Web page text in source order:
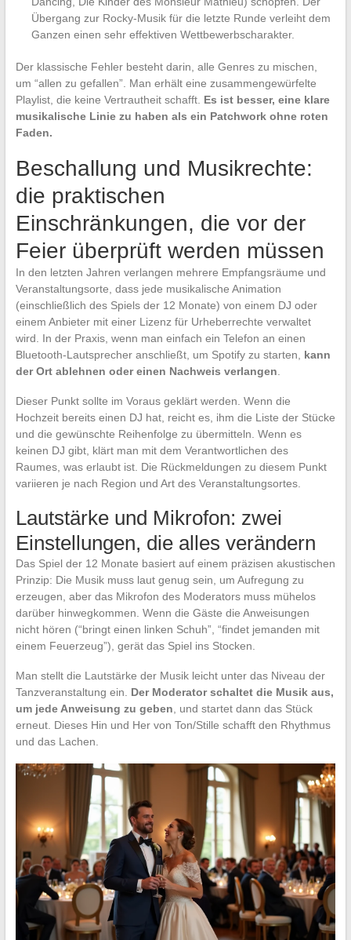
Übergang zur Rocky-Musik für die letzte Runde verleiht dem
Ganzen einen sehr effektiven Wettbewerbscharakter.
Der klassische Fehler besteht darin, alle Genres zu mischen,
um “allen zu gefallen”. Man erhält eine zusammengewürfelte
Playlist, die keine Vertrautheit schafft. Es ist besser, eine klare
musikalische Linie zu haben als ein Patchwork ohne roten
Faden.
Beschallung und Musikrechte:
die praktischen
Einschränkungen, die vor der
Feier überprüft werden müssen
In den letzten Jahren verlangen mehrere Empfangsräume und
Veranstaltungsorte, dass jede musikalische Animation
(einschließlich des Spiels der 12 Monate) von einem DJ oder
einem Anbieter mit einer Lizenz für Urheberrechte verwaltet
wird. In der Praxis, wenn man einfach ein Telefon an einen
Bluetooth-Lautsprecher anschließt, um Spotify zu starten, kann
der Ort ablehnen oder einen Nachweis verlangen
Dieser Punkt sollte im Voraus geklärt werden. Wenn die
Hochzeit bereits einen DJ hat, reicht es, ihm die Liste der Stücke
und die gewünschte Reihenfolge zu übermitteln. Wenn es
keinen DJ gibt, klärt man mit dem Verantwortlichen des
Raumes, was erlaubt ist. Die Rückmeldungen zu diesem Punkt
variieren je nach Region und Art des Veranstaltungsortes.
Lautstärke und Mikrofon: zwei
Einstellungen, die alles verändern
Das Spiel der 12 Monate basiert auf einem präzisen akustischen
Prinzip: Die Musik muss laut genug sein, um Aufregung zu
erzeugen, aber das Mikrofon des Moderators muss mühelos
darüber hinwegkommen. Wenn die Gäste die Anweisungen
nicht hören (“bringt einen linken Schuh”, “findet jemanden mit
einem Feuerzeug”), gerät das Spiel ins Stocken.
Man stellt die Lautstärke der Musik leicht unter das Niveau der
Tanzveranstaltung ein. Der Moderator schaltet die Musik aus,
um jede Anweisung zu geben , und startet dann das Stück
erneut. Dieses Hin und Her von Ton/Stille schafft den Rhythmus
und das Lachen.